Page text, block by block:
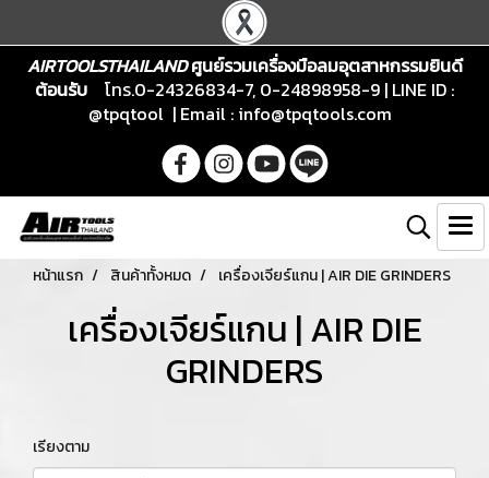
AIRTOOLSTHAILANDศูนย์รวมเครื่องมือลมอุตสาหกรรมยินดี
ต้อนรับ
โทร.0-24326834-7, 0-24898958-9 | LINE ID :
@tpqtool | Email : info@tpqtools.com
หน้าแรก สินค้าทั้งหมด เครื่องเจียร์แกน | AIR DIE GRINDERS
เครื่องเจียร์แกน | AIR DIE
GRINDERS
เรียงตาม